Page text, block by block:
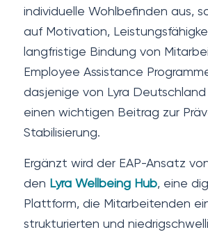
individuelle Wohlbefinden aus,
auf Motivation,
langfristige Bindung von
Employee Assistance
dasjenige von Lyra
einen wichtigen Beitrag zur
Stabilisierung.
Ergänzt wird der EAP-Ansatz
den Lyra Wellbeing Hub, eine
Plattform, die Mitarbeitenden
strukturierten und